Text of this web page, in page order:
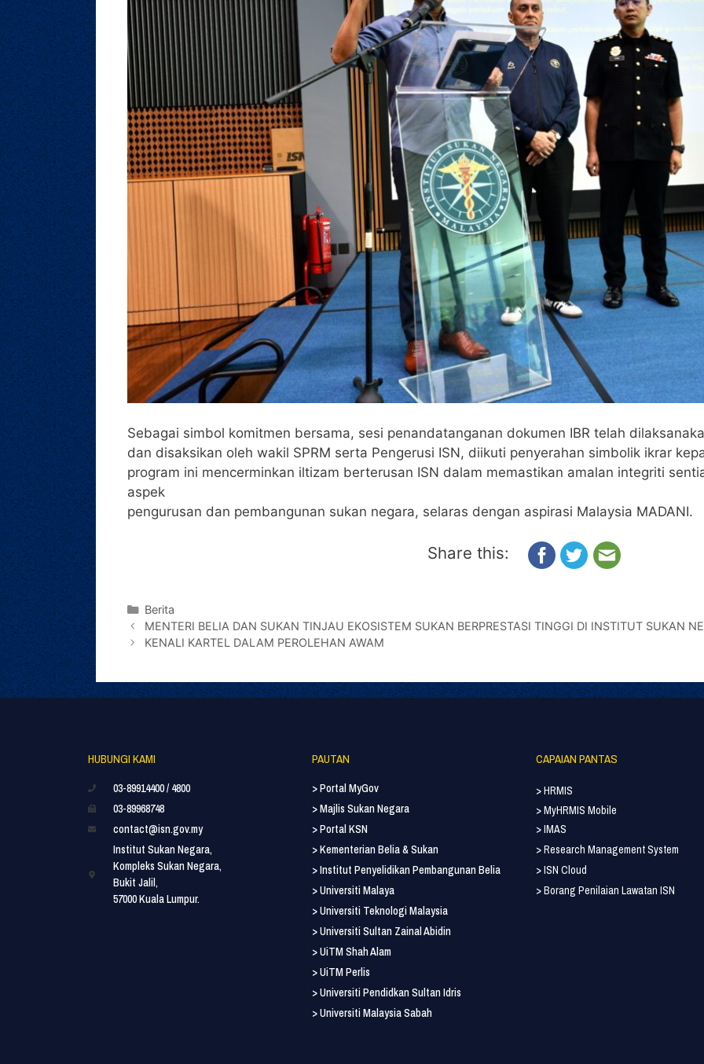
Sebagai simbol komitmen bersama, sesi penandatanganan dokumen IBR telah
dan disaksikan oleh wakil SPRM serta Pengerusi ISN, diikuti penyerahan simbolik ikrar
program ini mencerminkan iltizam berterusan ISN dalam memastikan amalan integriti
aspek
pengurusan dan pembangunan sukan negara, selaras dengan aspirasi Malaysia MADANI.
Share this:
Berita
MENTERI BELIA DAN SUKAN TINJAU EKOSISTEM SUKAN BERPRESTASI TINGGI DI INSTITUT SUKAN
KENALI KARTEL DALAM PEROLEHAN AWAM
HUBUNGI KAMI
03-89914400 / 4800
03-89968748
contact@isn.gov.my
Institut Sukan Negara,
Kompleks Sukan Negara,
Bukit Jalil,
57000 Kuala Lumpur.
PAUTAN
> Portal MyGov
> Majlis Sukan Negara
> Portal KSN
> Kementerian Belia & Sukan
> Institut Penyelidikan Pembangunan Belia
> Universiti Malaya
> Universiti Teknologi Malaysia
> Universiti Sultan Zainal Abidin
> UiTM Shah Alam
> UiTM Perlis
> Universiti Pendidkan Sultan Idris
> Universiti Malaysia Sabah
CAPAIAN PANTAS
> HRMIS
> MyHRMIS Mobile
> IMAS
> Research Management System
> ISN Cloud
> Borang Penilaian Lawatan ISN